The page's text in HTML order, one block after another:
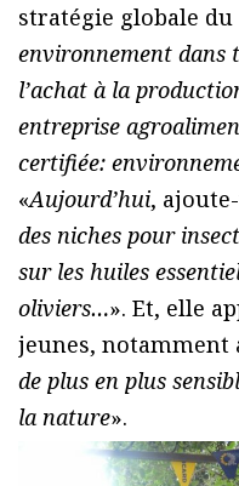
stratégie globale du
environnement dans
l’achat à la
entreprise
certifiée:
«Aujourd’hui,
des niches pour
sur les huiles
oliviers…». Et, elle
jeunes, notamment
de plus en plus
la nature».